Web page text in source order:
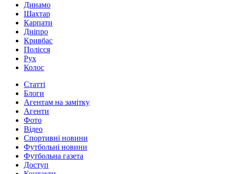
Динамо
Шахтар
Карпати
Дніпро
Кривбас
Полісся
Рух
Колос
Статті
Блоги
Агентам на замітку
Агенти
Фото
Відео
Спортивні новини
Футбольні новини
Футбольна газета
Доступ